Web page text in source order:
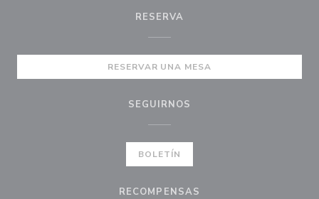
RESERVA
RESERVAR UNA MESA
SEGUIRNOS
BOLETÍN
RECOMPENSAS